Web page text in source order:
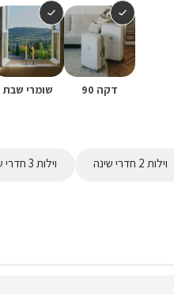
דקה 90 שומרי שבת
וילות 2 חדרי שינה וילות 3 חדרי שינה